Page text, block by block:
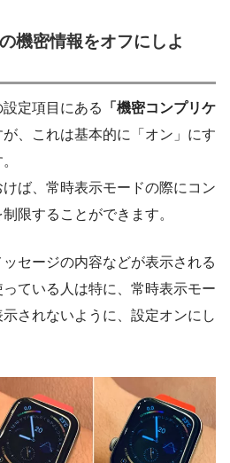
機密情報をオフにしよ
設定項目にある
「機密コンプリケ
が、これは基本的に「オン」にす
ば、常時表示モードの際にコン
限することができます。
セージの内容などが表示される
ている人は特に、常時表示モー
されないように、設定オンにし